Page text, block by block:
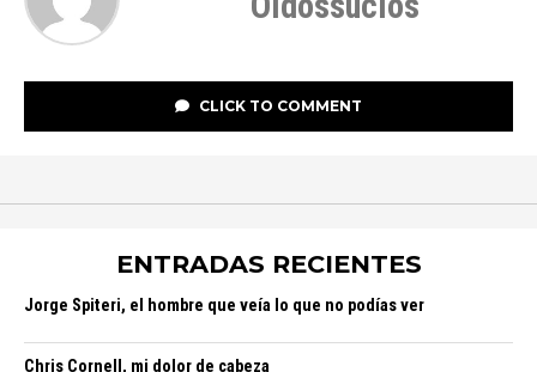
CLICK TO COMMENT
ENTRADAS RECIENTES
Jorge Spiteri, el hombre que veía lo que no podías ver
Chris Cornell, mi dolor de cabeza